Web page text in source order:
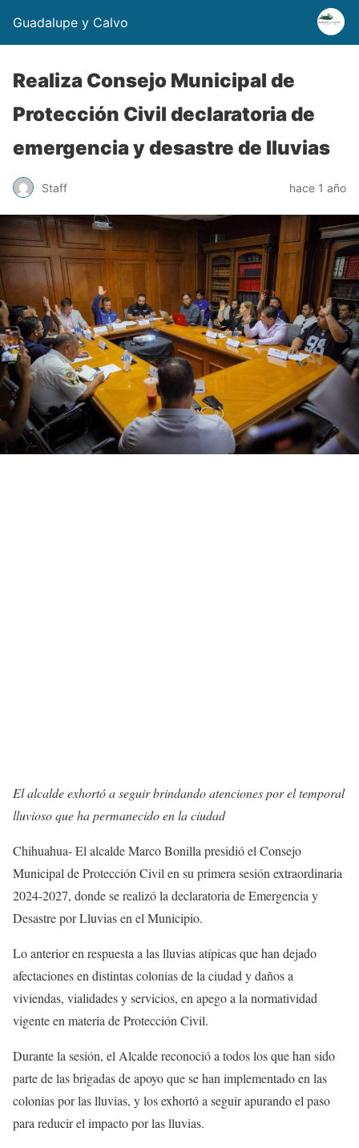
Guadalupe y Calvo
Realiza Consejo Municipal de
Protección Civil declaratoria de
emergencia y desastre de lluvias
Staff hace 1 año
El alcalde exhortó a seguir brindando atenciones por el temporal
lluvioso que ha permanecido en la ciudad
Chihuahua- El alcalde Marco Bonilla presidió el Consejo
Municipal de Protección Civil en su primera sesión extraordinaria
2024-2027, donde se realizó la declaratoria de Emergencia y
Desastre por Lluvias en el Municipio.
Lo anterior en respuesta a las lluvias atípicas que han dejado
afectaciones en distintas colonias de la ciudad y daños a
viviendas, vialidades y servicios, en apego a la normatividad
vigente en materia de Protección Civil.
Durante la sesión, el Alcalde reconoció a todos los que han sido
parte de las brigadas de apoyo que se han implementado en las
colonias por las lluvias, y los exhortó a seguir apurando el paso
para reducir el impacto por las lluvias.